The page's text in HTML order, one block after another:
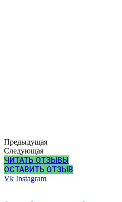
Предыдущая
Следующая
ЧИТАТЬ ОТЗЫВЫ
ОСТАВИТЬ ОТЗЫВ
Vk Instagram